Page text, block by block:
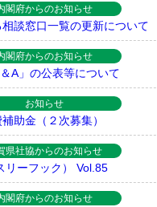
閣府からのお知らせ
談窓口一覧の更新について
閣府からのお知らせ
A」の公表等について
お知らせ
助金（２次募集）
県社協からのお知らせ
リーフック） Vol.85
閣府からのお知らせ